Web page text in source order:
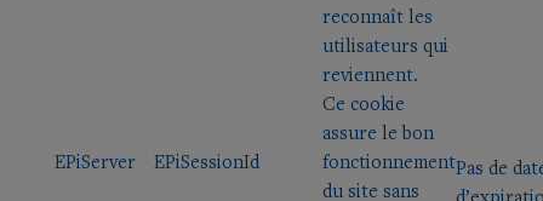
reconnaît les
utilisateurs qui
reviennent.
EPiServer EPiSessionId
Ce cookie
assure le bon
fonctionnement
du site sans
Pas de